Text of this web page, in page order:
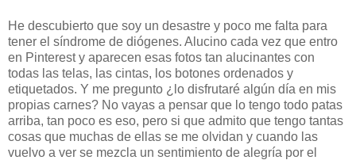
He descubierto que soy un desastre y poco me falta para
tener el síndrome de diógenes. Alucino cada vez que entro
en Pinterest y aparecen esas fotos tan alucinantes con
todas las telas, las cintas, los botones ordenados y
etiquetados. Y me pregunto ¿lo disfrutaré algún día en mis
propias carnes? No vayas a pensar que lo tengo todo patas
arriba, tan poco es eso, pero si que admito que tengo tantas
cosas que muchas de ellas se me olvidan y cuando las
vuelvo a ver se mezcla un sentimiento de alegría por el